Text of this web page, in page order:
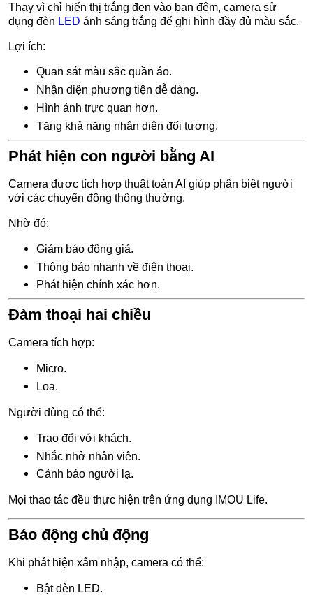
Thay vì chỉ hiển thị trắng đen vào ban đêm, camera sử
dụng đèn LED ánh sáng trắng để ghi hình đầy đủ màu sắc.
Lợi ích:
Quan sát màu sắc quần áo.
Nhận diện phương tiện dễ dàng.
Hình ảnh trực quan hơn.
Tăng khả năng nhận diện đối tượng.
Phát hiện con người bằng AI
Camera được tích hợp thuật toán AI giúp phân biệt người
với các chuyển động thông thường.
Nhờ đó:
Giảm báo động giả.
Thông báo nhanh về điện thoại.
Phát hiện chính xác hơn.
Đàm thoại hai chiều
Camera tích hợp:
Micro.
Loa.
Người dùng có thể:
Trao đổi với khách.
Nhắc nhở nhân viên.
Cảnh báo người lạ.
Mọi thao tác đều thực hiện trên ứng dụng IMOU Life.
Báo động chủ động
Khi phát hiện xâm nhập, camera có thể:
Bật đèn LED.